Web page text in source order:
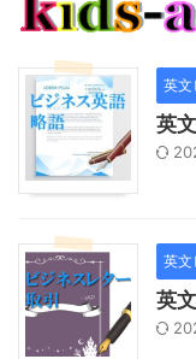
英文
英
英文
英